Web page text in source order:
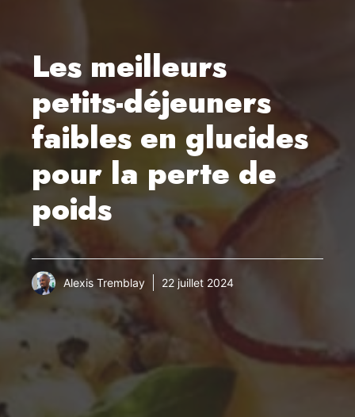
Les meilleurs
petits-déjeuners
faibles en glucides
pour la perte de
poids
Alexis Tremblay 22 juillet 2024